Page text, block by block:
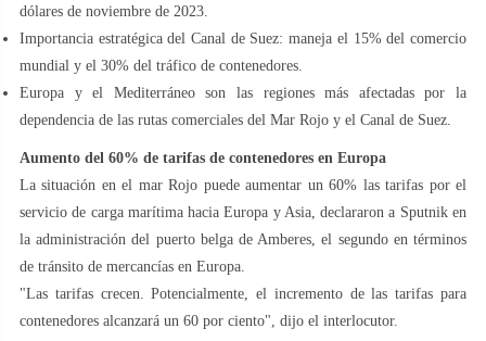
dólares de noviembre de 2023.
Importancia estratégica del Canal de Suez: maneja el 15% del comercio
mundial y el 30% del tráfico de contenedores.
Europa y el Mediterráneo son las regiones más afectadas por la
dependencia de las rutas comerciales del Mar Rojo y el Canal de Suez.
Aumento del 60% de tarifas de contenedores en Europa
La situación en el mar Rojo puede aumentar un 60% las tarifas por el
servicio de carga marítima hacia Europa y Asia, declararon a Sputnik en
la administración del puerto belga de Amberes, el segundo en términos
de tránsito de mercancías en Europa.
"Las tarifas crecen. Potencialmente, el incremento de las tarifas para
contenedores alcanzará un 60 por ciento", dijo el interlocutor.